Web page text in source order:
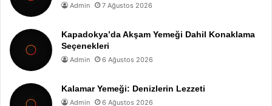
Admin 7 Ağustos 2026
Kapadokya’da Akşam Yemeği Dahil Konaklama
Seçenekleri
Admin 6 Ağustos 2026
Kalamar Yemeği: Denizlerin Lezzeti
Admin 6 Ağustos 2026